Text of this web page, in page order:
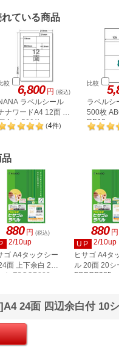
れている商品
較 6,800 円 (税込)
ラベルシール
ナワードA4 12面 上
余白 500枚
LDW12P
(4件)
比較
ラベルシ
500枚
RB10
品
880 円 (税込)
2/10up
ゴ A4タックシー
面 上下余白 20
ト FSCOP883
880 円
UP
2/10up
ヒサゴ A4タ
ル 20面 20シ
FSCOP985
24面 四辺余白付 10